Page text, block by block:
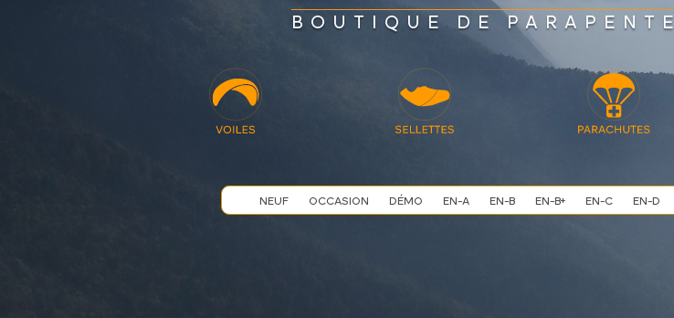
BOUTIQUE DE PARAPENTE
NEUF OCCASION DÉMO EN-A EN-B EN-B+ EN-C EN-D